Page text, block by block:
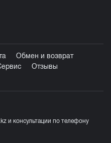
Обмен и возврат
Отзывы
и консультации по телефону